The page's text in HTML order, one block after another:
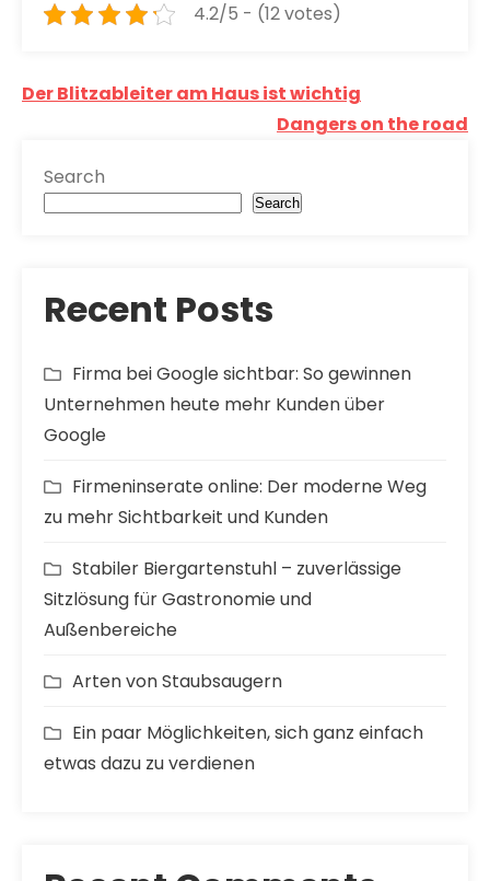
4.2/5 - (12 votes)
Post
Der Blitzableiter am Haus ist wichtig
Dangers on the road
Search
Search
Recent Posts
Firma bei Google sichtbar: So gewinnen
Unternehmen heute mehr Kunden über
Google
Firmeninserate online: Der moderne Weg
zu mehr Sichtbarkeit und Kunden
Stabiler Biergartenstuhl – zuverlässige
Sitzlösung für Gastronomie und
Außenbereiche
Arten von Staubsaugern
Ein paar Möglichkeiten, sich ganz einfach
etwas dazu zu verdienen